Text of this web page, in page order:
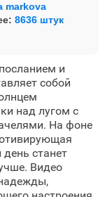
markova
8636 штук
и
собой
над лугом с
На фоне
станет
Видео